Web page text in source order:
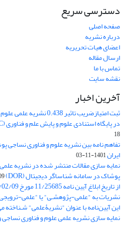
دسترسی سریع
صفحه اصلی
درباره نشریه
اعضای هیات تحریریه
ارسال مقاله
تماس با ما
نقشه سایت
آخرین اخبار
ثبت امتیازضریب تاثیر
در پایگاه استنادی علوم و پایش علم و فناوری (ISC) در سال 1401
18
تفاهم نامه بین نشریه علوم و فناوری
ایران1401-11-03
نمایه سازی مقالات منتشر شده در نشریه
پوشاک در سامانه شناساگر دیجیتال (DOR)
نشریات به "علمی-پژوهشـی" یا "علمی-
این آیین‌نامه با عنوان "نشریۀعلمی"
نمایه سازی نشریه علمی علوم و فناوری